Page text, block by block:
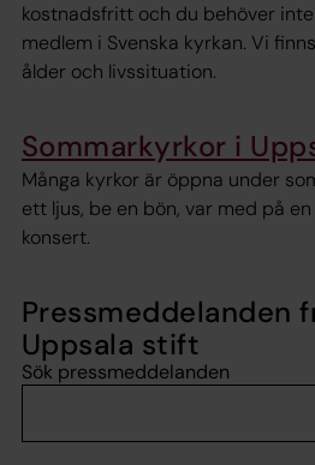
kostnadsfritt och du behöver
medlem i Svenska kyrkan. Vi
ålder och livssituation.
Sommarkyrkor i
Många kyrkor är öppna under
ett ljus, be en bön, var med på
konsert.
Pressmeddelanden
Uppsala stift
Sök pressmeddelanden